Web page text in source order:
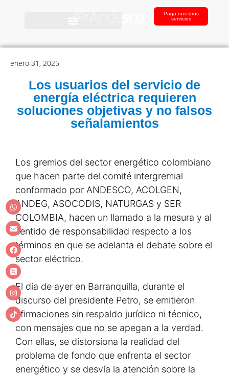
Paga nuestros
servicios
enero 31, 2025
Los usuarios del servicio de
energía eléctrica requieren
soluciones objetivas y no falsos
señalamientos
Los gremios del sector energético colombiano
que hacen parte del comité intergremial
conformado por ANDESCO, ACOLGEN,
ANDEG, ASOCODIS, NATURGAS y SER
COLOMBIA, hacen un llamado a la mesura y al
sentido de responsabilidad respecto a los
términos en que se adelanta el debate sobre el
sector eléctrico.
El día de ayer en Barranquilla, durante el
discurso del presidente Petro, se emitieron
afirmaciones sin respaldo jurídico ni técnico,
con mensajes que no se apegan a la verdad.
Con ellas, se distorsiona la realidad del
problema de fondo que enfrenta el sector
energético y se desvía la atención sobre la